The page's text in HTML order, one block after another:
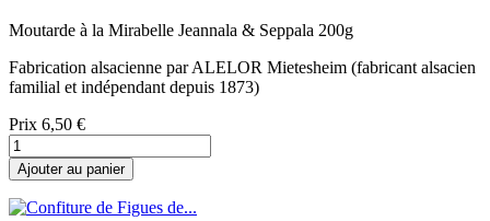
Moutarde à la Mirabelle Jeannala & Seppala 200g
Fabrication alsacienne par ALELOR Mietesheim (fabricant alsacien
familial et indépendant depuis 1873)
Prix 6,50 €
Ajouter au panier